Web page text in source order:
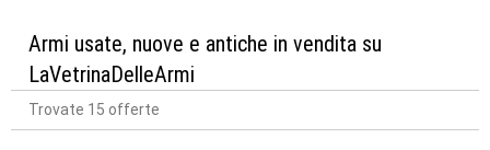
Armi usate, nuove e antiche in vendita su
LaVetrinaDelleArmi
Trovate 15 offerte